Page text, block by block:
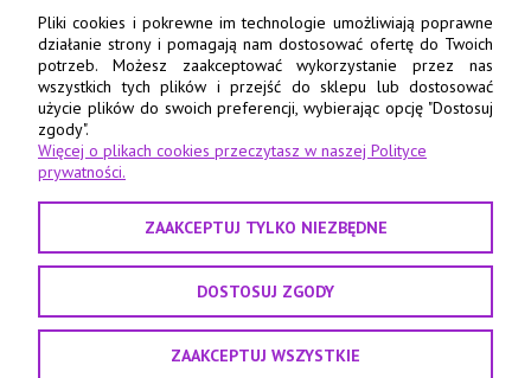
798 560 760
52 345 73 17
e-pasmanteria@e-pasmanteria.home.pl
8:00 - 16:00
Pliki cookies i pokrewne im technologie umożliwiają poprawne
działanie strony i pomagają nam dostosować ofertę do Twoich
potrzeb. Możesz zaakceptować wykorzystanie przez nas
wszystkich tych plików i przejść do sklepu lub dostosować
użycie plików do swoich preferencji, wybierając opcję "Dostosuj
zgody".
Więcej o plikach cookies przeczytasz w naszej Polityce
prywatności.
ZAAKCEPTUJ TYLKO NIEZBĘDNE
DOSTOSUJ ZGODY
ZAAKCEPTUJ WSZYSTKIE